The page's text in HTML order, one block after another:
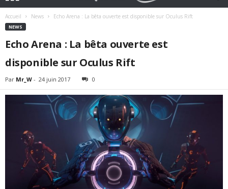
Accueil News Echo Arena : La bêta ouverte est disponible sur Oculus Rift
NEWS
Echo Arena : La bêta ouverte est
disponible sur Oculus Rift
Par Mr_W - 24 juin 2017 0